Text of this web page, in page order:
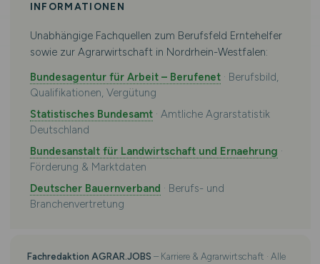
INFORMATIONEN
Unabhängige Fachquellen zum Berufsfeld Erntehelfer
sowie zur Agrarwirtschaft in Nordrhein-Westfalen:
Bundesagentur für Arbeit – Berufenet· Berufsbild,
Qualifikationen, Vergütung
Statistisches Bundesamt· Amtliche Agrarstatistik
Deutschland
Bundesanstalt für Landwirtschaft und Ernaehrung ·
Förderung & Marktdaten
Deutscher Bauernverband · Berufs- und
Branchenvertretung
Fachredaktion AGRAR.JOBS – Karriere & Agrarwirtschaft · Alle